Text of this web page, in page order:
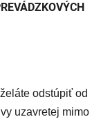
odstúpiť od
uzavretej mimo